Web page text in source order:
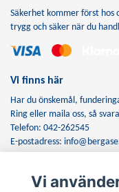
Säkerhet kommer först hos
trygg och säker när du
Vi finns här
Har du önskemål,
Ring eller maila oss, så
Telefon: 042-262545
E-postadress:
Anmäl dig till vårt nyhetsbrev
Vi